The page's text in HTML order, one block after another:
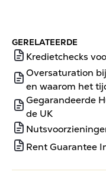
GERELATEERDE
Kredietchecks
Oversaturation
en waarom het
Gegarandeerde
de UK
Rent Guarantee